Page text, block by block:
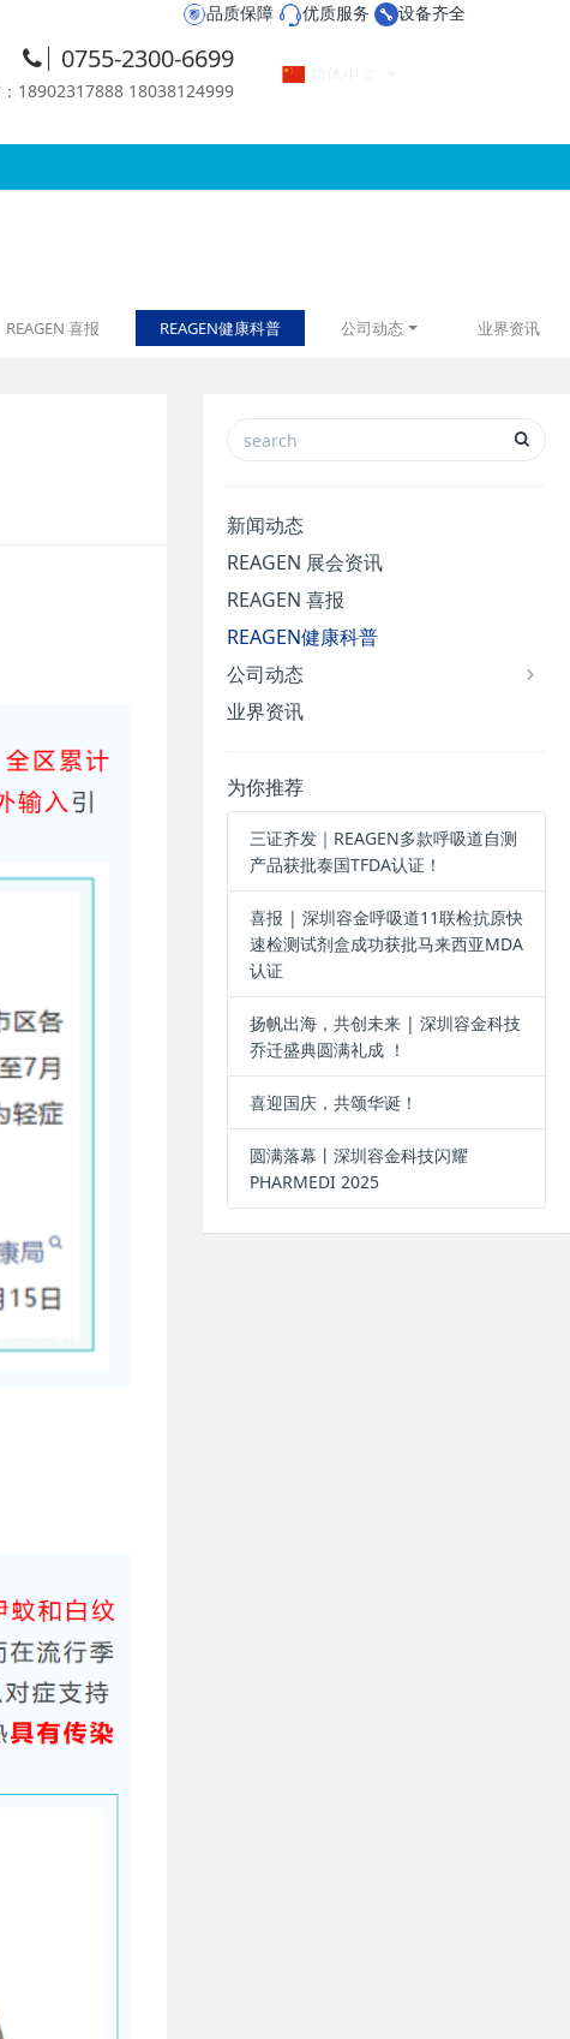
品质保障 优质服务 设备齐全
0755-2300-6699
18902317888 18038124999
REAGEN 喜报 REAGEN健康科普 公司动态 业界资讯
新闻动态
REAGEN 展会资讯
REAGEN 喜报
REAGEN健康科普
公司动态
业界资讯
为你推荐
三证齐发｜REAGEN多款呼吸道自测
产品获批泰国TFDA认证！
喜报 | 深圳容金呼吸道11联检抗原快
速检测试剂盒成功获批马来西亚MDA
认证
扬帆出海，共创未来 | 深圳容金科技
乔迁盛典圆满礼成 ！
喜迎国庆，共颂华诞！
圆满落幕丨深圳容金科技闪耀
PHARMEDI 2025